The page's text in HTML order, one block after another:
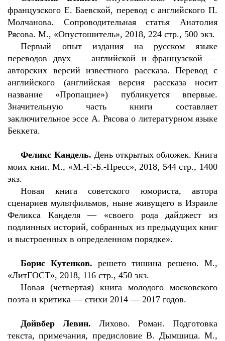
французского Е. Баевской, перевод с английского П.
Молчанова. Сопроводительная статья Анатолия
Рясова. М., «Опустошитель», 2018, 224 стр., 500 экз.
Первый опыт издания на русском языке
переводов двух — английской и французской —
авторских версий известного рассказа. Перевод с
английского (английская версия рассказа носит
название «Пропащие») публикуется впервые.
Значительную часть книги составляет
заключительное эссе А. Рясова о литературном языке
Беккета.
Феликс Кандель. День открытых обложек. Книга
моих книг. М., «М.-Г.-Б.-Пресс», 2018, 544 стр., 1400
экз.
Новая книга советского юмориста, автора
сценариев мультфильмов, ныне живущего в Израиле
Феликса Канделя — «своего рода дайджест из
подлинных историй, собранных из предыдущих книг
и выстроенных в определенном порядке».
Борис Кутенков. решето тишина решено. М.,
«ЛитГОСТ», 2018, 116 стр., 450 экз.
Новая (четвертая) книга молодого московского
поэта и критика — стихи 2014 — 2017 годов.
Дойвбер Левин.Лихово. Роман. Подготовка
текста, примечания, предисловие В. Дымшица. М.,